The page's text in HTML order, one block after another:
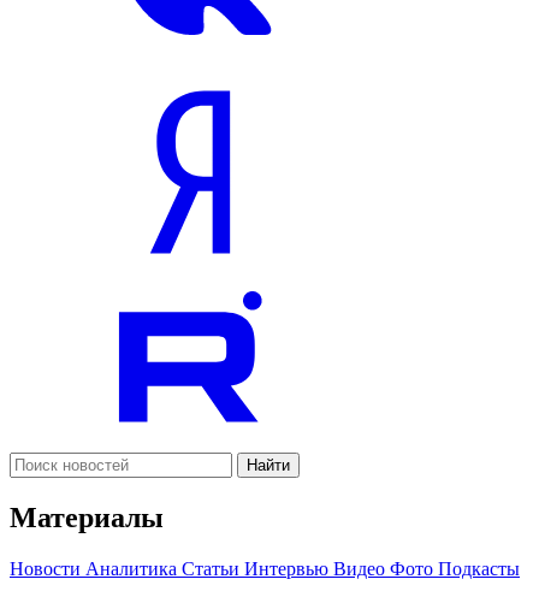
Найти
Материалы
Новости Аналитика Статьи Интервью Видео Фото Подкасты